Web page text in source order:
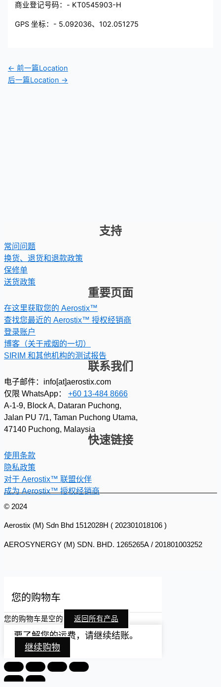
商业登记号码：- KT0545903-H
GPS 坐标：- 5.092036、102.051275
← 前一篇Location
后一篇Location →
支持
常问问题
换货、退货和退款政策
保修单
送货政策
重要页面
在这里获取您的 Aerostix™
查找您最近的 Aerostix™ 授权经销商
登录账户
博客（关于戒烟的一切）
SIRIM 和其他机构的测试报告
联系我们
电子邮件：info[at]aerostix.com
仅限 WhatsApp： +60 13-484 8666
A-1-9, Block A, Dataran Puchong,
Jalan PU 7/1, Taman Puchong Utama,
47140 Puchong, Malaysia
快速链接
使用条款
隐私政策
对于 Aerostix™ 联盟伙伴
成为 Aerostix™ 授权经销商
© 2024
Aerostix (M) Sdn Bhd 1512028H ( 202301018106 )
AEROSYNERGY (M) SDN. BHD. 1265265A / 201801003252
您的购物车
您的购物车是空的 返回所有产品
要了解您的运费，请继续结账。
继续购物